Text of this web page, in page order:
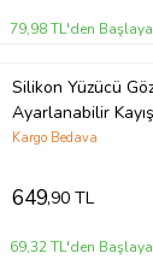
79,98 TL'den
Silikon Yüzücü
Ayarlanabilir
Su Sızdırmaz
Kargo Bedava
649,90 TL
69,32 TL'den